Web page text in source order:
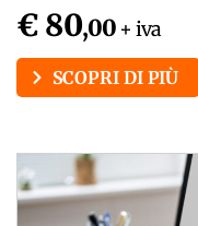
€ 80,00 + iva
SCOPRI DI PIÙ